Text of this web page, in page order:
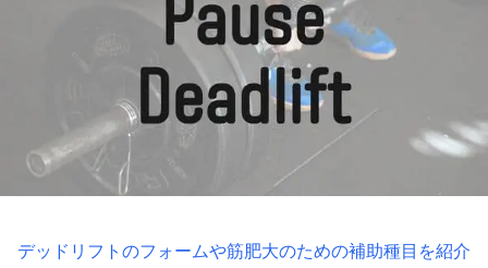
デッドリフトのフォームや筋肥大のための補助種目を紹介